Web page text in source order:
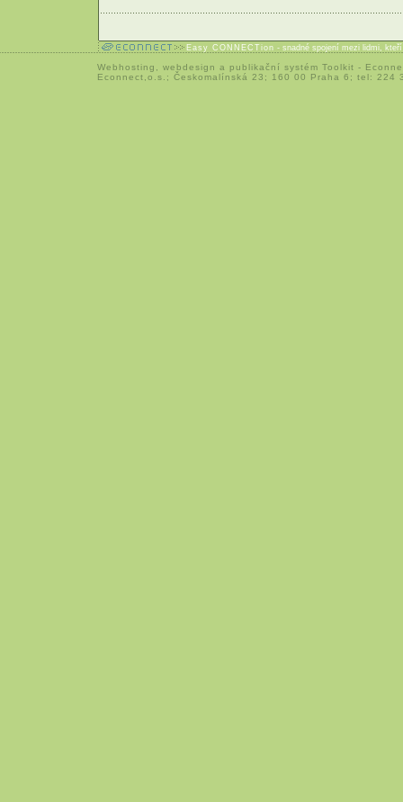
Easy CONNECTion - snadné spojení mezi lidmi,
Webhosting webdesign a publikační systém Toolkit -
Econnect,o.s.; Českomalínská 23; 160 00 Praha 6; tel: 224